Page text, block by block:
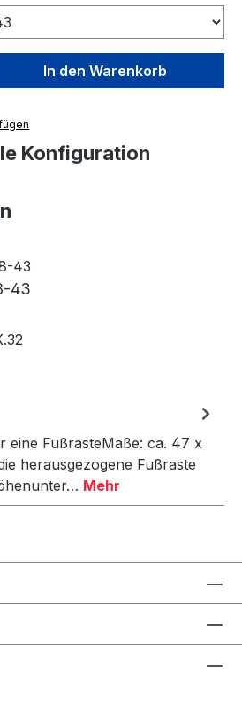
Gib den
In den Warenkorb
Konfiguration
43
eine FußrasteMaße: ca. 47 x
herausgezogene Fußraste
Mehr